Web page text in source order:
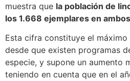
muestra que la población de
los 1.668 ejemplares en
Esta cifra constituye el
desde que existen programas
especie, y supone un aumento
teniendo en cuenta que en el